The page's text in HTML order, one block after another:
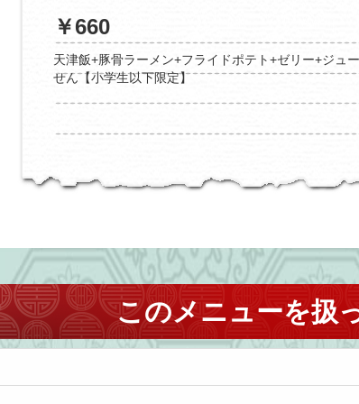
￥660
天津飯+豚骨ラーメン+フライドポテト+ゼリー+ジュ
せん【小学生以下限定】
このメニューを扱